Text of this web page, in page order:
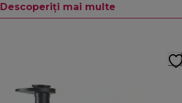
Descoperiți mai multe